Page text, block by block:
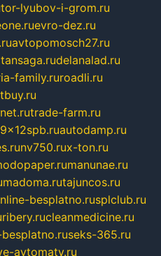
tor-lyubov-i-grom.ru
evro-dez.ru
avtopomosch27.ru
delanalad.ru
family.ruroadli.ru
trade-farm.ru
autodamp.ru
nv750.rux-ton.ru
manunae.ru
madoma.rutajuncos.ru
besplatno.rusplclub.ru
ribery.rucleanmedicine.ru
seks-365.ru
avtomaty.ru